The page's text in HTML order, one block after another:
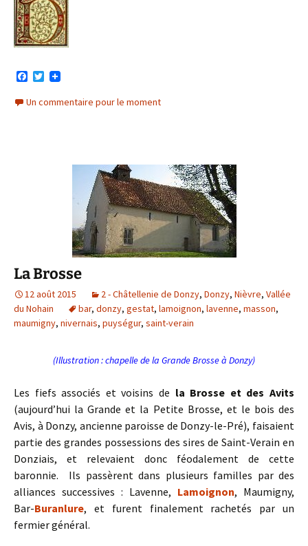
c
e
T
i
t
Un commentaire pour le moment
La Brosse
12 août 2015 2 - Châtellenie de Donzy, Donzy, Nièvre, Vallée
du Nohain
bar, donzy, gestat, lamoignon, lavenne, masson,
maumigny, nivernais, puységur, saint-verain
(Illustration : chapelle de la Grande Brosse à Donzy)
Les fiefs associés et voisins de la Brosse et des Avits
(aujourd’hui la Grande et la Petite Brosse, et le bois des
Avis, à Donzy, ancienne paroisse de Donzy-le-Pré), faisaient
partie des grandes possessions des sires de Saint-Verain en
Donziais, et relevaient donc féodalement de cette
baronnie. Ils passèrent dans plusieurs familles par des
alliances successives : Lavenne, Lamoignon, Maumigny,
Bar-Buranlure, et furent finalement rachetés par un
fermier général.